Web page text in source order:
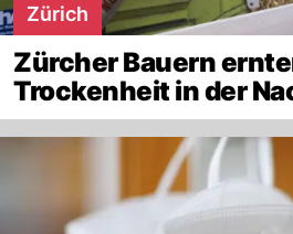
Zürich
Zürcher Bauern
Trockenheit in der